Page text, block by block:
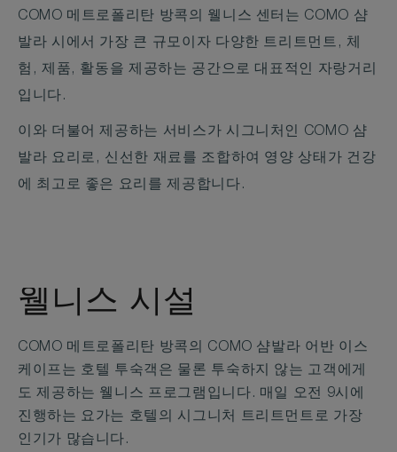
COMO 메트로폴리탄 방콕의 웰니스 센터는 COMO 샴
발라 시에서 가장 큰 규모이자 다양한 트리트먼트, 체
험, 제품, 활동을 제공하는 공간으로 대표적인 자랑거리
입니다.
이와 더불어 제공하는 서비스가 시그니처인 COMO 샴
발라 요리로, 신선한 재료를 조합하여 영양 상태가 건강
에 최고로 좋은 요리를 제공합니다.
웰니스 시설
COMO 메트로폴리탄 방콕의 COMO 샴발라 어반 이스
케이프는 호텔 투숙객은 물론 투숙하지 않는 고객에게
도 제공하는 웰니스 프로그램입니다. 매일 오전 9시에
진행하는 요가는 호텔의 시그니처 트리트먼트로 가장
인기가 많습니다.